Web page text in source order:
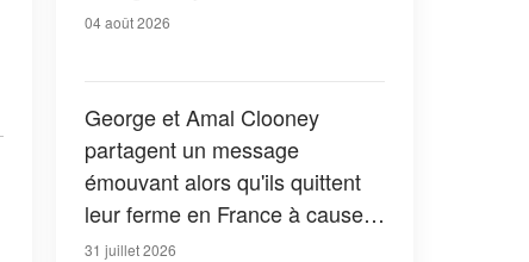
04 août 2026
George et Amal Clooney
partagent un message
émouvant alors qu'ils quittent
leur ferme en France à cause
des feux de forêt — Tous les
31 juillet 2026